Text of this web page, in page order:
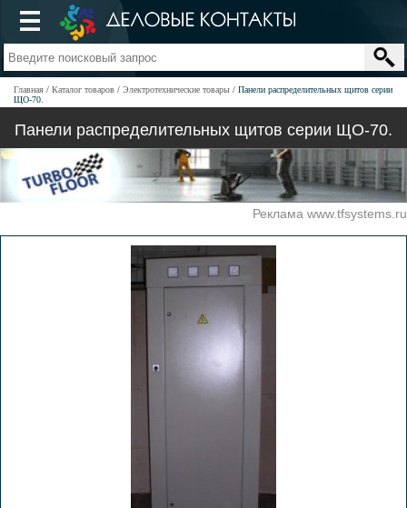
Главная Каталог товаров Электротехнические товары
Панели распределительных щитов серии
ЩО-70.
Панели распределительных щитов серии ЩО-70.
Реклама www.tfsystems.ru